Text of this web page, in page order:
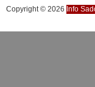
Copyright © 2026 Info